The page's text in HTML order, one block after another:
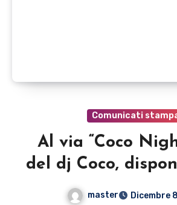
Comunicati
Al via “Coco
del dj Coco,
master
Dicembre